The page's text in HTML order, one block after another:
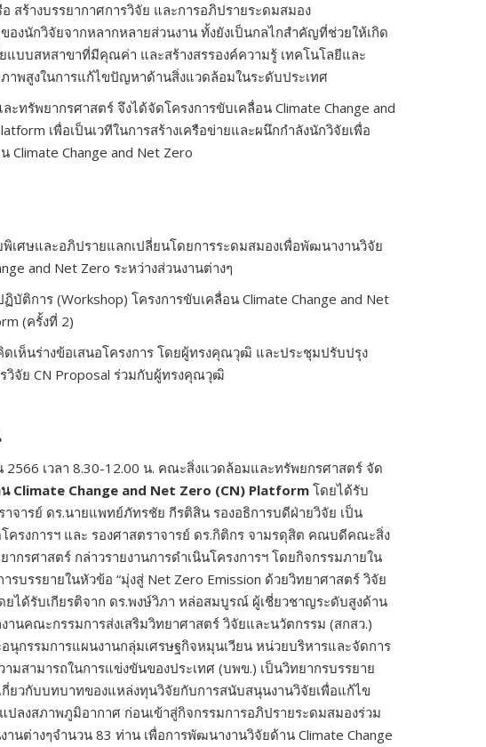
สร้างบรรยากาศการวิจัย และการอภิปรายระดมสมอง
องนักวิจัยจากหลากหลายส่วนงาน ทั้งยังเป็นกลไกสำคัญที่ช่วยให้เกิด
แบบสหสาขาที่มีคุณค่า และสร้างสรรองค์ความรู้ เทคโนโลยีและ
าพสูงในการแก้ไขปัญหาด้านสิ่งแวดล้อมในระดับประเทศ
ทรัพยากรศาสตร์ จึงได้จัดโครงการขับเคลื่อน Climate Change and
เพื่อเป็นเวทีในการสร้างเครือข่ายและผนึกกำลังนักวิจัยเพื่อ
Climate Change and Net Zero
พิเศษและอภิปรายแลกเปลี่ยนโดยการระดมสมองเพื่อพัฒนางานวิจัย
and Net Zero ระหว่างส่วนงานต่างๆ
บัติการ (Workshop) โครงการขับเคลื่อน Climate Change and Net
(ครั้งที่ 2)
ดเห็นร่างข้อเสนอโครงการ โดยผู้ทรงคุณวุฒิ และประชุมปรับปรุง
วิจัย CN Proposal ร่วมกับผู้ทรงคุณวุฒิ
2566 เวลา 8.30-12.00 น. คณะสิ่งแวดล้อมและทรัพยกรศาสตร์ จัด
น Climate Change and Net Zero (CN) Platform โดยได้รับ
าจารย์ ดร.นายแพทย์ภัทรชัย กีรติสิน รองอธิการบดีฝ่ายวิจัย เป็น
ครงการฯ และ รองศาสตราจารย์ ดร.กิติกร จามรดุสิต คณบดีคณะสิ่ง
กรศาสตร์ กล่าวรายงานการดำเนินโครงการฯ โดยกิจกรรมภายใน
รบรรยายในหัวข้อ “มุ่งสู่ Net Zero Emission ด้วยวิทยาศาสตร์ วิจัย
ยได้รับเกียรติจาก ดร.พงษ์วิภา หล่อสมบูรณ์ ผู้เชี่ยวชาญระดับสูงด้าน
านคณะกรรมการส่งเสริมวิทยาศาสตร์ วิจัยและนวัตกรรม (สกสว.)
นุกรรมการแผนงานกลุ่มเศรษฐกิจหมุนเวียน หน่วยบริหารและจัดการ
มสามารถในการแข่งขันของประเทศ (บพข.) เป็นวิทยากรบรรยาย
กี่ยวกับบทบาทของแหล่งทุนวิจัยกับการสนับสนุนงานวิจัยเพื่อแก้ไข
ลงสภาพภูมิอากาศ ก่อนเข้าสู่กิจกรรมการอภิปรายระดมสมองร่วม
นต่างๆจำนวน 83 ท่าน เพื่อการพัฒนางานวิจัยด้าน Climate Change